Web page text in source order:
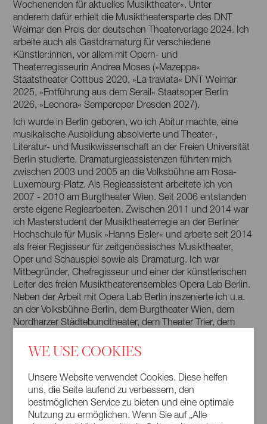
Wochenenden für aktuelles Musiktheater«. Unter
anderem dafür erhielt die Musiktheatersparte des DNT
Weimar den Preis der deutschen Theaterverlage 2024. Ich
arbeite auch als Gastdramaturg für verschiedene
Künstler:innen, vor allem mit Opern- und
Theaterregisseurin Andrea Moses (»Mazeppa«
Staatstheater Cottbus 2020, »La traviata« DNT Weimar
2025, »Entführung aus dem Serail« Staatsoper Berlin
2026, »Leonora« Semperoper Dresden 2027).
Ich wurde in Berlin geboren, wo ich Abitur machte, eine
musikalische Ausbildung absolvierte und Theater-,
Literatur- und Musikwissenschaft an der Freien Universität
Berlin studierte. Dramaturgieassistenzen führten mich
zwischen 2003 und 2005 an die Volksbühne am Rosa-
Luxemburg-Platz. Als Regieassistent arbeitete ich von
2007 - 2010 am Burgtheater Wien. Seit 2006 entstanden
erste eigene Regiearbeiten. Zwischen 2011 und 2014 war
ich Masterstudent der Musiktheaterregie an der Berliner
Hochschule für Musik »Hanns Eisler« und arbeite seit 2014
als freier Regisseur für zeitgenössisches Musiktheater,
Oper und Schauspiel sowie als Dramaturg. Ich war
Mitbegründer, Chefregisseur und einer der künstlerischen
Leiter des freien Musiktheaterensembles Opera Lab Berlin.
Neben der Arbeit mit Opera Lab Berlin inszenierte ich u.a.
an der Volksbühne Berlin, dem Burgtheater Wien, dem
Nordharzer Städtebundtheater, dem Theater Trier, dem
Staatsoper Berlin, der Neuköllner Oper, den Bayreuther
Festspielen, der Hochschule für Musik und Theater Leipzig
sowie bei verschiedenen Festivals des zeitgenössischen
Musiktheaters.
Ich lehrte Musikdramaturgie an der TU Berlin und der HfM
FRANZ LISZT Weimar und war mehrfach als Dozent für
WE USE COOKIES
Unsere Website verwendet Cookies. Diese helfen
uns, die Seite laufend zu verbessern, den
bestmöglichen Service zu bieten und eine optimale
Nutzung zu ermöglichen. Wenn Sie auf „Alle